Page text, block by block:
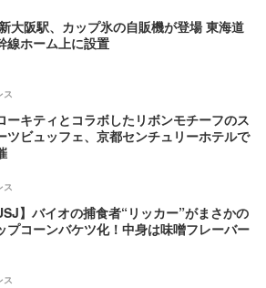
大阪駅、カップ氷の自販機が登場 東海道
線ホーム上に設置
ス
ーキティとコラボしたリボンモチーフのス
ツビュッフェ、京都センチュリーホテルで
ス
】バイオの捕食者“リッカー”がまさかの
プコーンバケツ化！中身は味噌フレーバー
ス